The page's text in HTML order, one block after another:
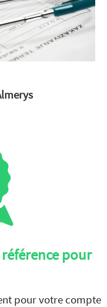
pour
pour votre compte